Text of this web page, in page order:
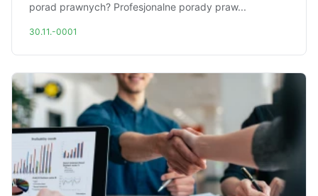
porad prawnych? Profesjonalne porady praw...
30.11.-0001